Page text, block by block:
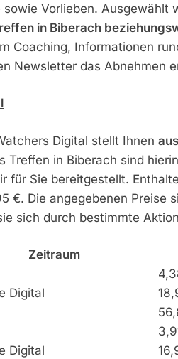
sowie Vorlieben. Ausgewählt
in Biberach
Coaching, Informationen
Newsletter das Abnehmen
Digital stellt Ihnen
Treffen in Biberach sind
für Sie bereitgestellt.
€. Die angegebenen Preise
sich durch bestimmte
Zeitraum
Digital
Digital